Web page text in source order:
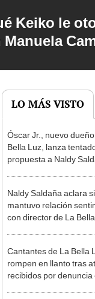
Keiko le
LO MÁS VISTO
Óscar Jr., nuevo
Bella Luz, lanza
propuesta a Naldy
tipo de ley”
Naldy Saldaña aclara si
mantuvo relación
con director de La
bajo”
Cantantes de La Bella
rompen en llanto tras
recibidos por denuncia